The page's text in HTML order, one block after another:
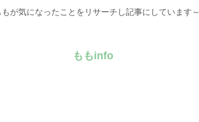
もが気になったことをリサーチし記事にしています～
ももinfo